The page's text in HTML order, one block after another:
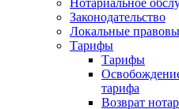
Нотариальное
Законодательство
Локальные
Тарифы
Тарифы
тарифа
Возврат